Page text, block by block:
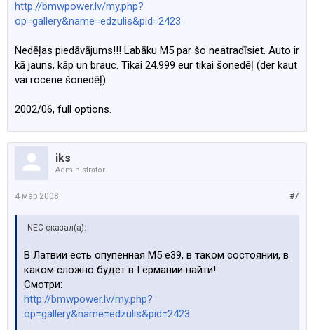
http://bmwpower.lv/my.php?
op=gallery&name=edzulis&pid=2423
Nedēļas piedāvājums!!! Labāku M5 par šo neatradīsiet. Auto ir
kā jauns, kāp un brauc. Tikai 24.999 eur tikai šonedēļ (der kaut
vai rocene šonedēļ).
2002/06, full options.
iks
Administrator
#7
4 мар 2008
NEC сказал(а):
В Латвии есть опупенная М5 е39, в таком состоянии, в
каком сложно будет в Германии найти!
Смотри:
http://bmwpower.lv/my.php?
op=gallery&name=edzulis&pid=2423